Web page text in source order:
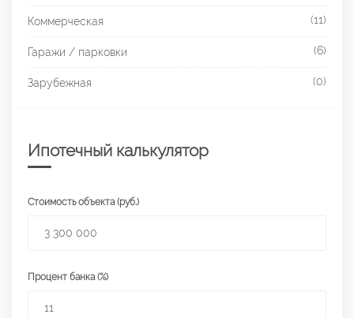
Коммерческая (11)
Гаражи / парковки (6)
Зарубежная (0)
Ипотечный калькулятор
Стоимость объекта (руб.)
Процент банка (%)